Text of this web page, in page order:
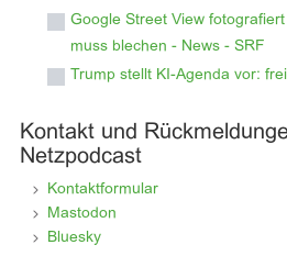
Google Street View
muss blechen - News - SRF
Trump stellt KI-Agenda vor:
Kontakt und
Netzpodcast
Kontaktformular
Mastodon
Bluesky